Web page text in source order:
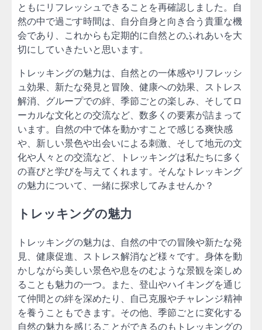
ともにリフレッシュできることを再確認しました。自
然の中で過ごす時間は、自分自身と向き合う貴重な機
会であり、これからも定期的に自然とのふれあいを大
切にしていきたいと思います。
トレッキングの魅力は、自然との一体感やリフレッシ
ュ効果、新たな発見と冒険、健康への効果、ストレス
解消、グループでの絆、季節ごとの楽しみ、そしてロ
ーカルな文化との交流など、数多くの要素が詰まって
います。自然の中で体を動かすことで感じる爽快感
や、新しい景色や出会いによる刺激、そして地元の文
化や人々との交流など、トレッキングは私たちに多く
の喜びと学びを与えてくれます。そんなトレッキング
の魅力について、一緒に探求してみませんか？
トレッキングの魅力
トレッキングの魅力は、自然の中での冒険や新たな発
見、健康促進、ストレス解消など様々です。身体を動
かしながら美しい景色や息をのむような景観を楽しめ
ることも魅力の一つ。また、登山やハイキングを通じ
て仲間との絆を深めたり、自己克服やチャレンジ精神
を養うこともできます。その他、季節ごとに変化する
自然の魅力を感じることができるのもトレッキングの